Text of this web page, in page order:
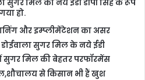
सुगर मिल को नये ईडी डीपी सिंह के रूप
हो.
और इम्प्लीमेंटेशन का असर
डोईवाला सुगर मिल के नये ईडी
मिल की बेहतर परफॉरमेंस
से किसान भी हैं खुश